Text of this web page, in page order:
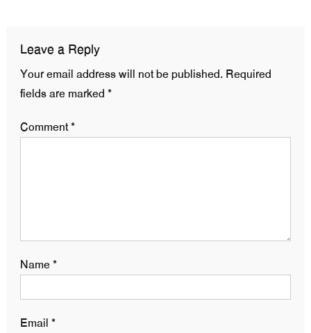
Leave a Reply
Your email address will not be published. Required
fields are marked *
Comment*
Name*
Email *